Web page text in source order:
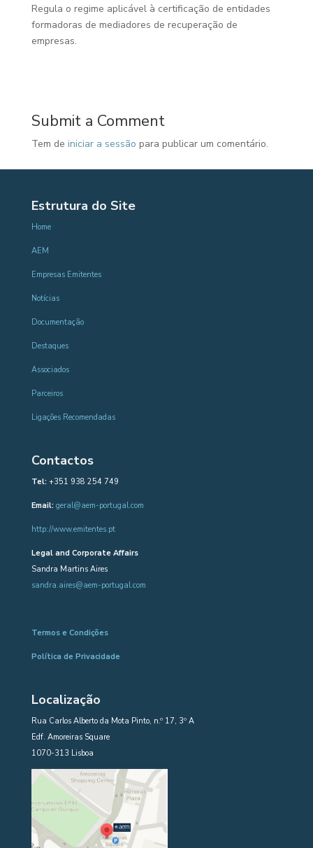
Regula o regime aplicável à certificação de entidades
formadoras de mediadores de recuperação de
empresas.
Submit a Comment
Tem de iniciar a sessão para publicar um comentário.
Estrutura do Site
Home
AEM
Empresas Emitentes
Notícias
Documentação
Destaques
Associados
Parceiros
Ligações Recomendadas
Contactos
Tel:+351 938 254 749
Email: geral@aem-portugal.com
http://www.emitentes.pt
Legal and Corporate Affairs
Sandra Martins Aires
sandra.aires@aem-portugal.com
Termos e Condições
Política de Privacidade
Localização
Rua Carlos Alberto da Mota Pinto, n.º 17, 3º A
Edf. Amoreiras Square
1070-313 Lisboa